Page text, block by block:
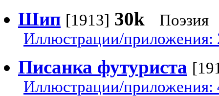
Шип [1913] 30k
Поэзия
Иллюстрации/приложения:
Писанка футуриста
Иллюстрации/приложения: